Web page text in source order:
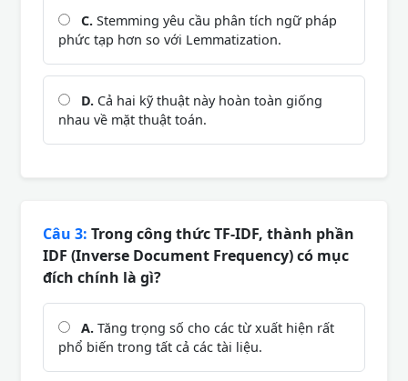
C. Stemming yêu cầu phân tích ngữ pháp
phức tạp hơn so với Lemmatization.
D. Cả hai kỹ thuật này hoàn toàn giống
nhau về mặt thuật toán.
Câu 3: Trong công thức TF-IDF, thành phần
IDF (Inverse Document Frequency) có mục
đích chính là gì?
A. Tăng trọng số cho các từ xuất hiện rất
phổ biến trong tất cả các tài liệu.